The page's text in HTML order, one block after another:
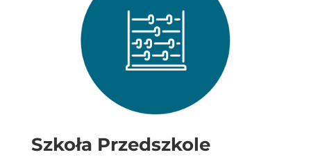
Szkoła Przedszkole